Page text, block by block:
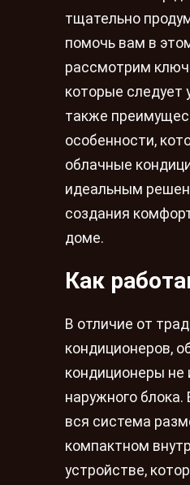
тщательно
помочь вам в
рассмотрим
которые следует
также
особенности,
облачные
идеальным
создания
доме.
Как
В отличие от
кондиционеров,
кондиционеры
наружного блока.
вся система
компактном
устройстве,